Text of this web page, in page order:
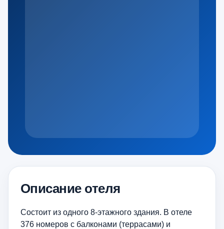
Описание отеля
Состоит из одного 8-этажного здания. В отеле
376 номеров с балконами (террасами) и